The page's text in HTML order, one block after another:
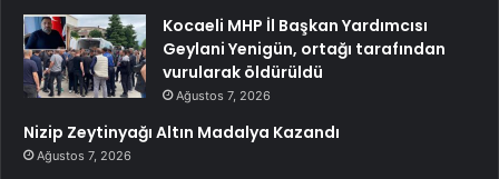
Kocaeli MHP İl Başkan Yardımcısı
Geylani Yenigün, ortağı tarafından
vurularak öldürüldü
Ağustos 7, 2026
Nizip Zeytinyağı Altın Madalya Kazandı
Ağustos 7, 2026